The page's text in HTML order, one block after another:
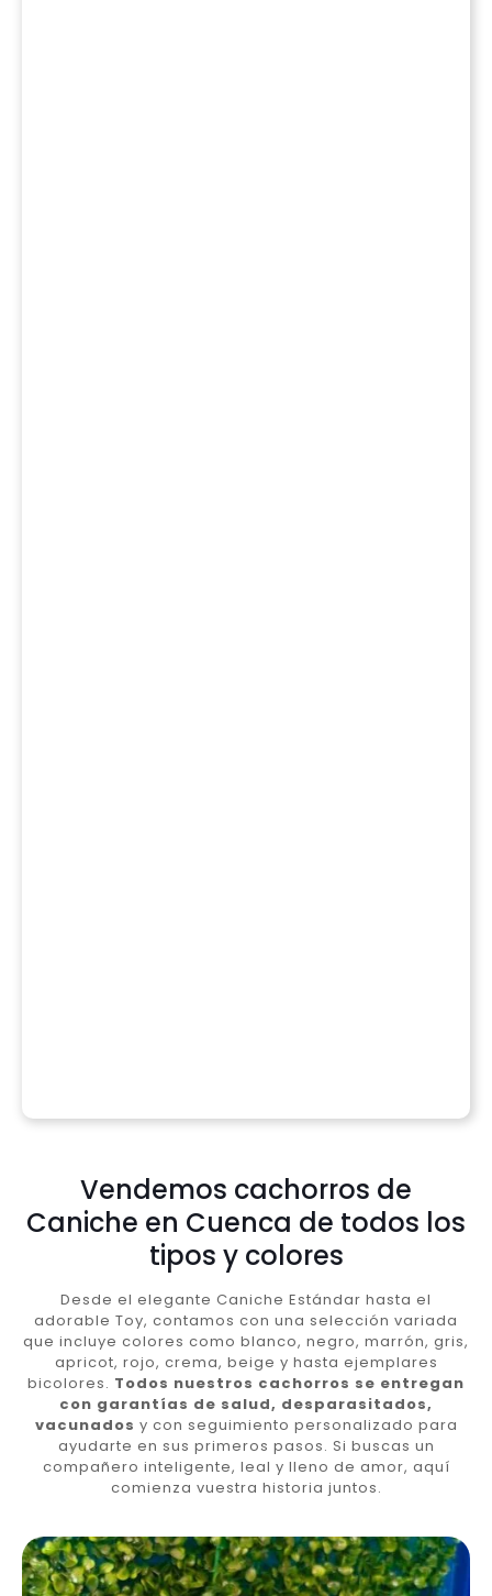
Vendemos cachorros de
Caniche en Cuenca de todos los
tipos y colores
Desde el elegante Caniche Estándar hasta el
adorable Toy, contamos con una selección variada
que incluye colores como blanco, negro, marrón, gris,
apricot, rojo, crema, beige y hasta ejemplares
bicolores. Todos nuestros cachorros se entregan
con garantías de salud, desparasitados,
vacunados y con seguimiento personalizado para
ayudarte en sus primeros pasos. Si buscas un
compañero inteligente, leal y lleno de amor, aquí
comienza vuestra historia juntos.